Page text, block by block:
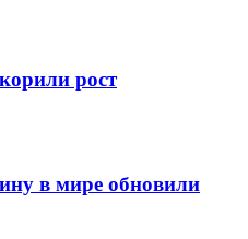
рост
в мире обновили